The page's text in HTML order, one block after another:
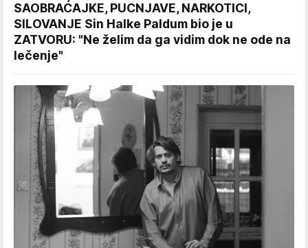
SAOBRAĆAJKE, PUCNJAVE, NARKOTICI,
SILOVANJE Sin Halke Paldum bio je u
ZATVORU: "Ne želim da ga vidim dok ne ode na
lečenje"